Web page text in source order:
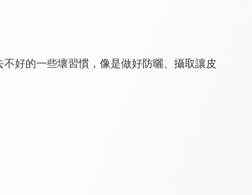
好的一些壞習慣，像是做好防曬、攝取讓皮